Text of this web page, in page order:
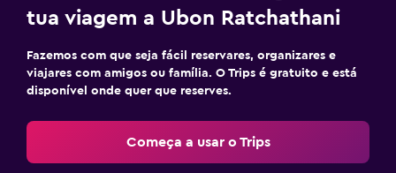
tua viagem a Ubon Ratchathani
Fazemos com que seja fácil reservares, organizares e
viajares com amigos ou família. O Trips é gratuito e está
disponível onde quer que reserves.
Começa a usar o Trips